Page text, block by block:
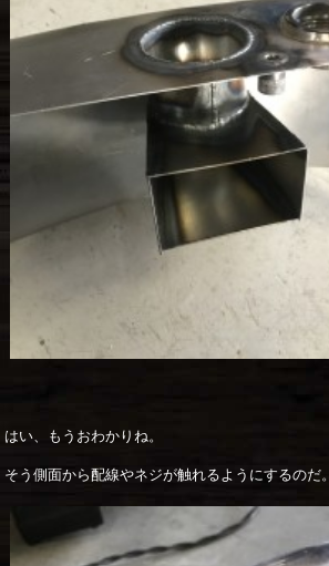
はい、もうおわかりね。
そう側面から配線やネジが触れるようにするのだ。